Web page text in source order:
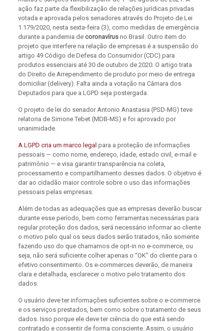
ação faz parte da flexibilização de relações jurídicas privadas
votada e aprovada pelos senadores através do Projeto de Lei
1.179/2020, nesta sexta-feira (3), como medidas de emergência
durante a pandemia de coronavírusno Brasil. Outro item do
projeto que interfere na relação de empresas é a suspensão do
artigo 49 Código de Defesa do Consumidor (CDC) para
produtos essenciais até 30 de outubro de 2020. O artigo trata
do Direito de Arrependimento de produto por meio de entrega
domiciliar (delivery). Falta ainda a votação na Câmara dos
Deputados para que a LGPD seja postergada.
O projeto de lei do senador Antonio Anastasia (PSD-MG) teve
relatoria de Simone Tebet (MDB-MS) e foi aprovado por
unanimidade.
A LGPD cria um marco legal para a proteção de informações
pessoais — como nome, endereço, idade, estado civil, e-mail e
patrimônio — e visa garantir transparência na coleta,
processamento e compartilhamento desses dados. O objetivo é
dar ao cidadão maior controle sobre o uso das informações
pessoais pelas empresas.
Além de todas as adequações que as empresas deverão buscar
durante esse período, bem como ferramentas necessárias para
regular proteção dos dados, será necessário informar ao cliente
o motivo pelo qual os seus dados serão tratados, não somente
fazendo uso do que chamamos de opt-in no e-commerce, ou
seja, não será suficiente colher apenas o “OK” do cliente para o
efetivo consentimento. Os e-commerces deverão, de maneira
clara e detalhada, esclarecer o motivo pelo tratamento dos
dados.
O usuário deve ter informações suficientes sobre o e-commerce
e os serviços prestados, bem como sobre o tratamento de seus
dados. Isso porque ele deve ter ciência do que está sendo
contratado e consentir de forma consciente. Assim, o usuário